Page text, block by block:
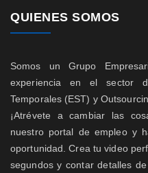
QUIENES SOMOS
Somos un Grupo
experiencia en el sector
Temporales (EST) y
¡Atrévete a cambiar las
nuestro portal de empleo y
oportunidad. Crea tu video
segundos y contar detalles